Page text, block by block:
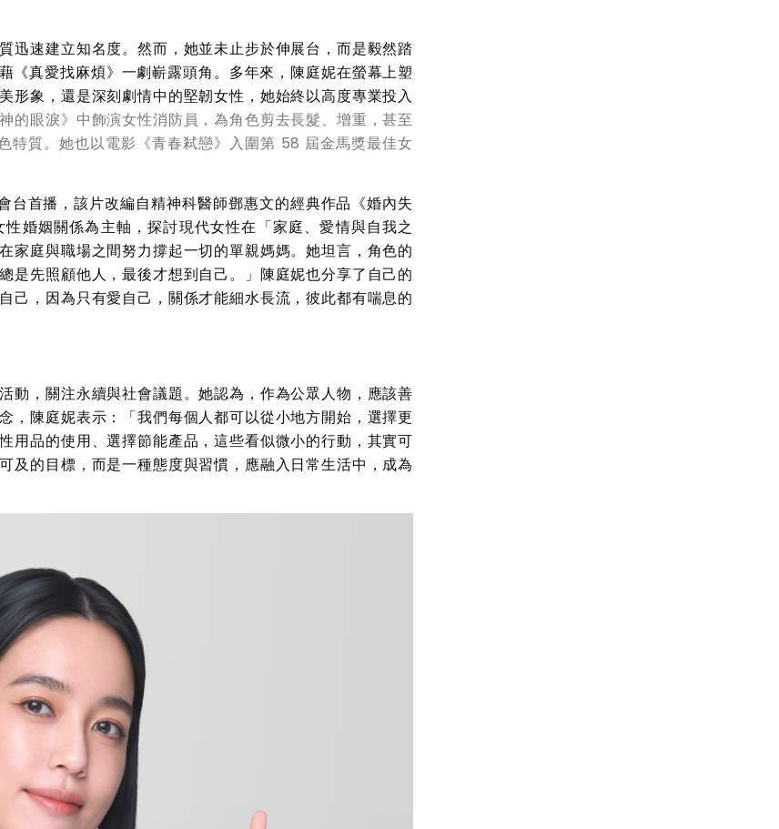
迅速建立知名度。然而，她並未止步於伸展台，而是毅然踏
《真愛找麻煩》一劇嶄露頭角。多年來，陳庭妮在螢幕上塑
形象，還是深刻劇情中的堅韌女性，她始終以高度專業投入
的眼淚》中飾演女性消防員，為角色剪去長髮、增重，甚至
特質。她也以電影《青春弒戀》入圍第 58 屆金馬獎最佳女
台首播，該片改編自精神科醫師鄧惠文的經典作品《婚內失
婚姻關係為主軸，探討現代女性在「家庭、愛情與自我之
家庭與職場之間努力撐起一切的單親媽媽。她坦言，角色的
是先照顧他人，最後才想到自己。」陳庭妮也分享了自己的
己，因為只有愛自己，關係才能細水長流，彼此都有喘息的
動，關注永續與社會議題。她認為，作為公眾人物，應該善
，陳庭妮表示：「我們每個人都可以從小地方開始，選擇更
用品的使用、選擇節能產品，這些看似微小的行動，其實可
及的目標，而是一種態度與習慣，應融入日常生活中，成為